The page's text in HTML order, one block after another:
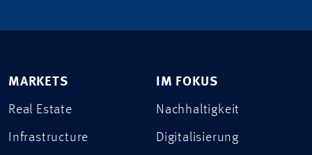
MARKETS
Real Estate
Infrastructure
IM FOKUS
Nachhaltigkeit
Digitalisierung